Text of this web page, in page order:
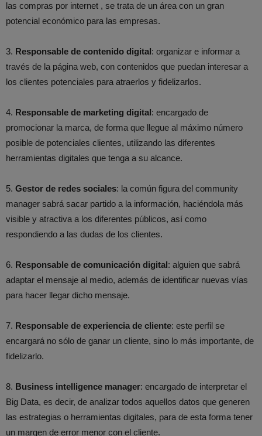
las compras por internet , se trata de un área con un gran
potencial económico para las empresas.
3. Responsable de contenido digital: organizar e informar a
través de la página web, con contenidos que puedan interesar a
los clientes potenciales para atraerlos y fidelizarlos.
4. Responsable de marketing digital: encargado de
promocionar la marca, de forma que llegue al máximo número
posible de potenciales clientes, utilizando las diferentes
herramientas digitales que tenga a su alcance.
5. Gestor de redes sociales: la común figura del community
manager sabrá sacar partido a la información, haciéndola más
visible y atractiva a los diferentes públicos, así como
respondiendo a las dudas de los clientes.
6. Responsable de comunicación digital: alguien que sabrá
adaptar el mensaje al medio, además de identificar nuevas vías
para hacer llegar dicho mensaje.
7. Responsable de experiencia de cliente: este perfil se
encargará no sólo de ganar un cliente, sino lo más importante, de
fidelizarlo.
8. Business intelligence manager: encargado de interpretar el
Big Data, es decir, de analizar todos aquellos datos que generen
las estrategias o herramientas digitales, para de esta forma tener
un margen de error menor con el cliente.